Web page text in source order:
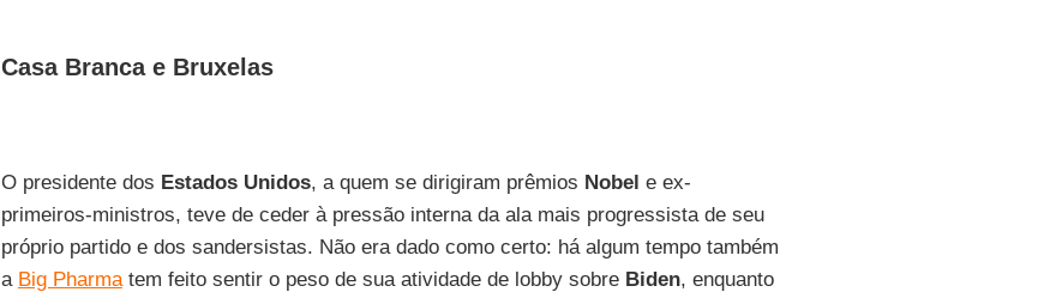
Casa Branca e Bruxelas
O presidente dos Estados Unidos, a quem se dirigiram prêmios Nobel e ex-
primeiros-ministros, teve de ceder à pressão interna da ala mais progressista de seu
próprio partido e dos sandersistas. Não era dado como certo: há algum tempo também
a Big Pharmatem feito sentir o peso de sua atividade de lobby sobre Biden, enquanto